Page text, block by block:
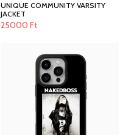
UNIQUE COMMUNITY VARSITY
JACKET
25000 Ft